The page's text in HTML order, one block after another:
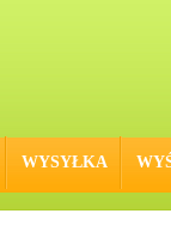
WYSYŁKA